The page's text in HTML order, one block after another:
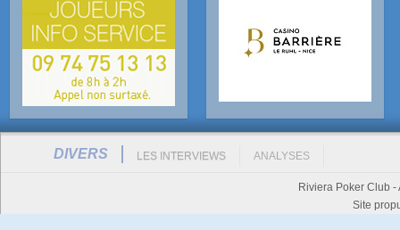
DIVERS LES INTERVIEWS ANALYSES
Riviera Poker Club
Site